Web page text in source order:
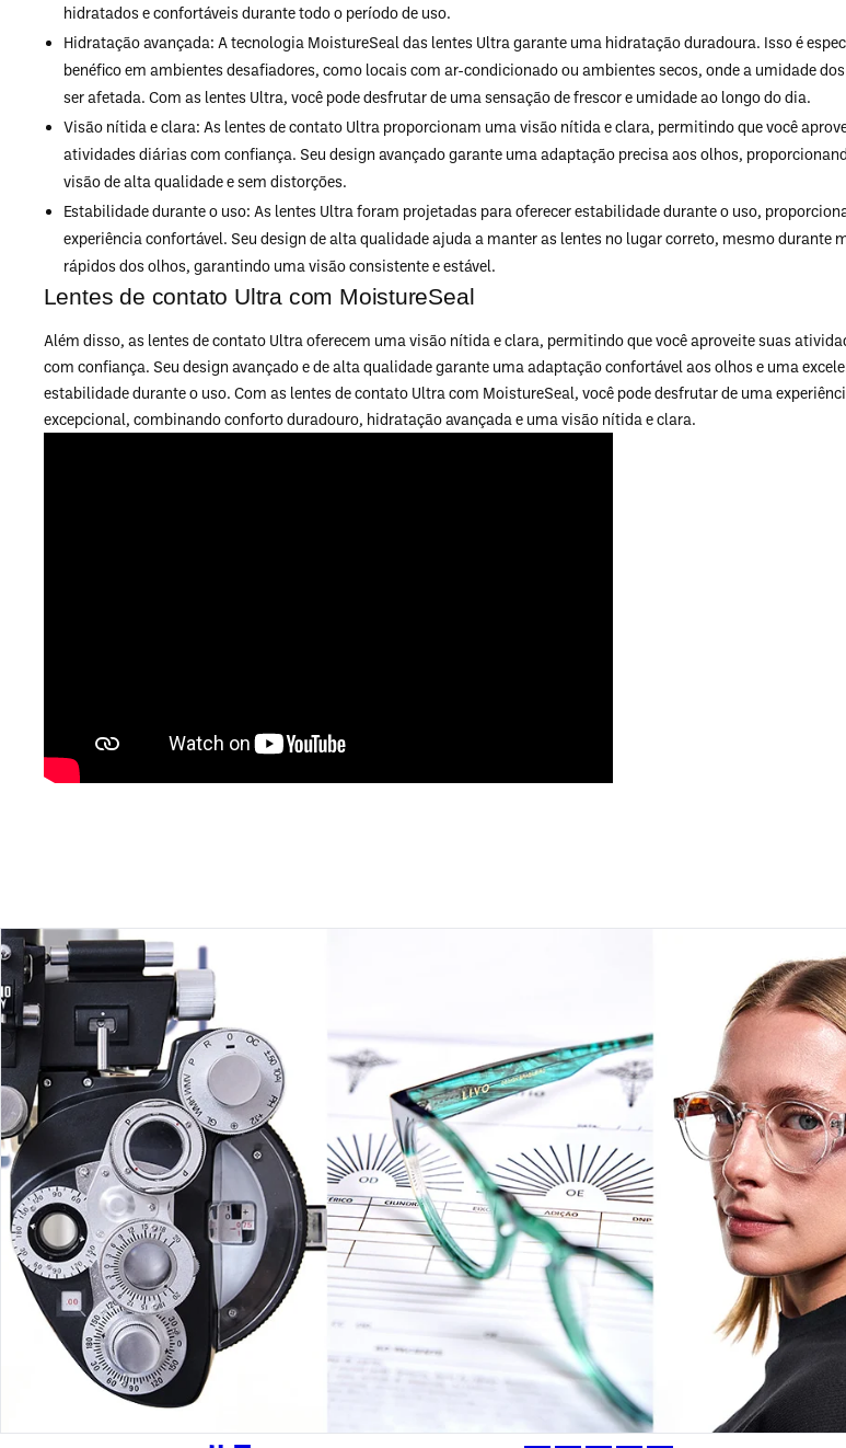
hidratados e confortáveis durante todo o período de uso.
Hidratação avançada: A tecnologia MoistureSeal das lentes Ultra garante uma hidratação duradoura. Isso é
benéfico em ambientes desafiadores, como locais com ar-condicionado ou ambientes secos, onde a umidade
ser afetada. Com as lentes Ultra, você pode desfrutar de uma sensação de frescor e umidade ao longo do dia.
Visão nítida e clara: As lentes de contato Ultra proporcionam uma visão nítida e clara, permitindo que você
atividades diárias com confiança. Seu design avançado garante uma adaptação precisa aos olhos,
visão de alta qualidade e sem distorções.
Estabilidade durante o uso: As lentes Ultra foram projetadas para oferecer estabilidade durante o uso,
experiência confortável. Seu design de alta qualidade ajuda a manter as lentes no lugar correto, mesmo durante
rápidos dos olhos, garantindo uma visão consistente e estável.
Lentes de contato Ultra com MoistureSeal
Além disso, as lentes de contato Ultra oferecem uma visão nítida e clara, permitindo que você aproveite suas
com confiança. Seu design avançado e de alta qualidade garante uma adaptação confortável aos olhos e uma
estabilidade durante o uso. Com as lentes de contato Ultra com MoistureSeal, você pode desfrutar de uma
excepcional, combinando conforto duradouro, hidratação avançada e uma visão nítida e clara.